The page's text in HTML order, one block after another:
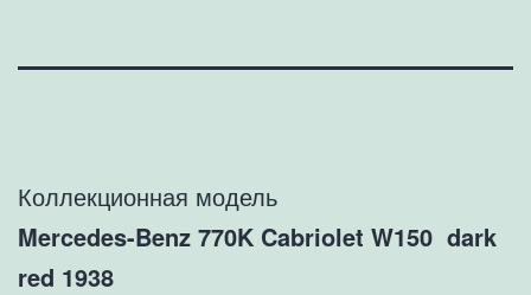
Коллекционная модель
Mercedes-Benz 770K Cabriolet W150 dark
red 1938